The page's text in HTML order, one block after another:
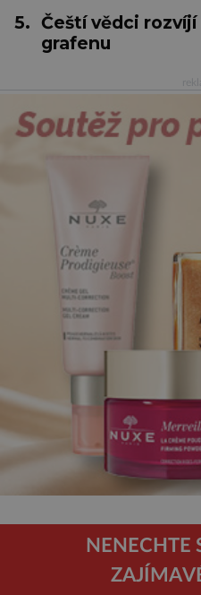
5. Čeští vědci
grafenu
NENECHTE